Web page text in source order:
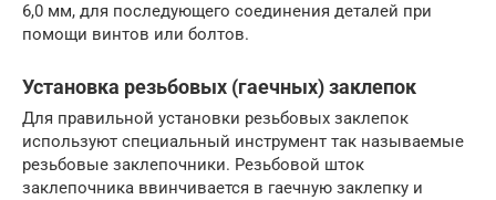
6,0 мм, для последующего соединения деталей при
помощи винтов или болтов.
Установка резьбовых (гаечных) заклепок
Для правильной установки резьбовых заклепок
используют специальный инструмент так называемые
резьбовые заклепочники. Резьбовой шток
заклепочника ввинчивается в гаечную заклепку и